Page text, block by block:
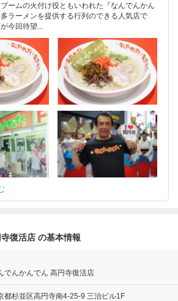
ームの火付け役ともいわれた『なんでんかん
ラーメンを提供する行列のできる人気店で
今回待望...
復活店 の基本情報
でんかんでん 高円寺復活店
都杉並区高円寺南4-25-9 三治ビル1F